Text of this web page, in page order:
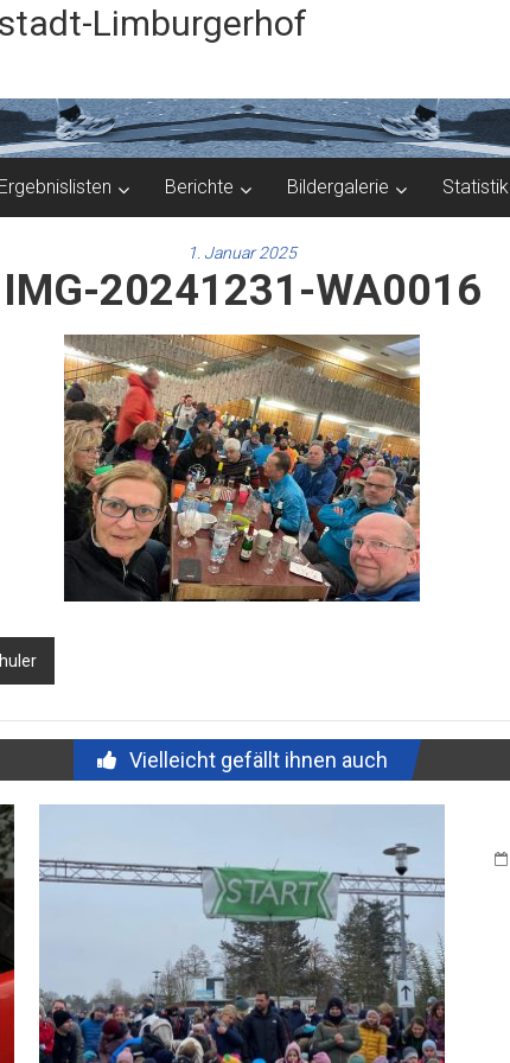
Limburgerhof
Ergebnislisten Berichte Bildergalerie Statistik
1. Januar 2025
IMG-20241231-WA0016
Vielleicht gefällt ihnen auch